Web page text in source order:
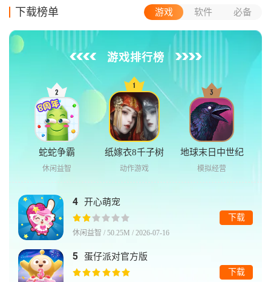
下载榜单 游戏 软件 必备
游戏排行榜
蛇蛇争霸
休闲益智
纸嫁衣8千子树
动作游戏
地球末日中世纪
模拟经营
4 开心萌宠
休闲益智 / 50.25M / 2026-07-16
下载
5 蛋仔派对官方版
下载